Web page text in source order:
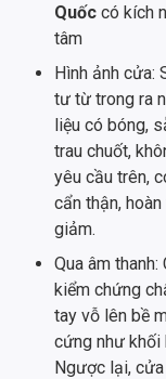
Quốc có kích
tâm
Hình ảnh cửa:
tư từ trong ra
liệu có bóng,
trau chuốt,
yêu cầu trên,
cẩn thận,
giảm.
Qua âm
kiểm chứng
tay vỗ lên bề
cứng như khối
Ngược lại,